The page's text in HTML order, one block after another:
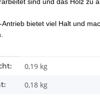
bietet viel Halt und
0,19 kg
0,18 kg